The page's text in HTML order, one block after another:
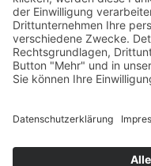
Der
LBV
Programm